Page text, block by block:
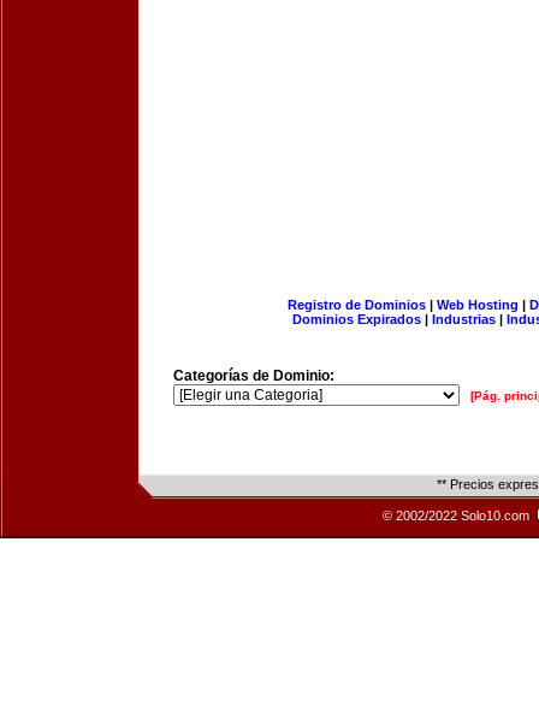
Registro de Dominios| Web Hosting |
Dominios Expirados | Industrias |
Categorías de Dominio:
[Pág.
** Precios
© 2002/2022 Solo10.com